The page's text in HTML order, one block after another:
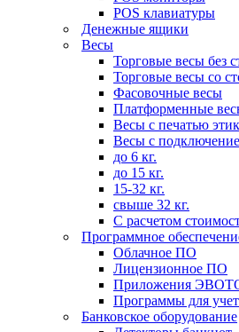
POS клавиатуры
Денежные ящики
Весы
Торговые весы без
Торговые весы со
Фасовочные весы
Платформенные
Весы с печатью
Весы с
до 6 кг.
до 15 кг.
15-32 кг.
свыше 32 кг.
С расчетом
Программное
Облачное ПО
Лицензионное ПО
Приложения
Программы для
Банковское оборудование